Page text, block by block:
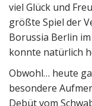
viel Glück und
größte Spiel der
Borussia Berlin
konnte natürlich
Obwohl… heute
besondere
Debüt vom